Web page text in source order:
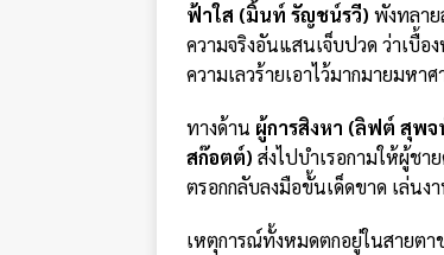
ฟ้าใส (มิ้นท์ รัญชน์รวี) พังทลาย
ความจริงอันแสนเจ็บปวด ว่าเบื้
ความเลวร้ายเอาไว้มากมายมหาศ
ทางด้าน ผู้การสิงหา (ลิฟต์ สุพจ
สก๊อตต์) ส่งไปบำเรอกามให้ผู้ช
ตรอกกลับลงมือขั้นเด็ดขาด เล่นง
เหตุการณ์ทั้งหมดตกอยู่ในสายตา